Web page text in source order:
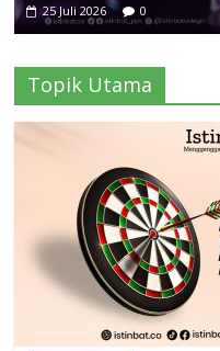
25 Juli 2026 0
Topik Utama